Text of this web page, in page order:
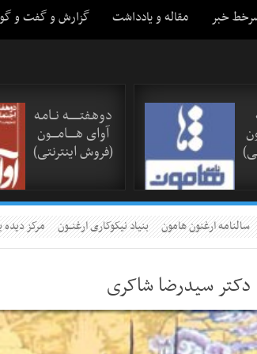
خبر مقاله و یادداشت گزارش و گفت و گو
دوهـفتـــــــه نــامـه
آوای هـــــامــــون
(فروش اینترنتی)
سالنامه ارغنون هامون بنیاد نیکوکاری ارغنــون مرکز
| دکتر سیدرضا شاکری